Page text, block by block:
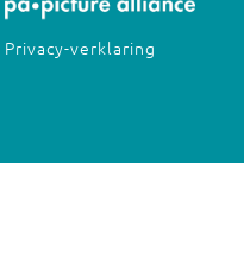
Privacy-verklaring